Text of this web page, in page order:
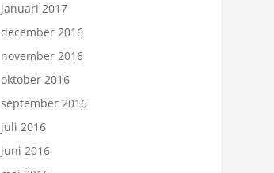
januari 2017
december 2016
november 2016
oktober 2016
september 2016
juli 2016
juni 2016